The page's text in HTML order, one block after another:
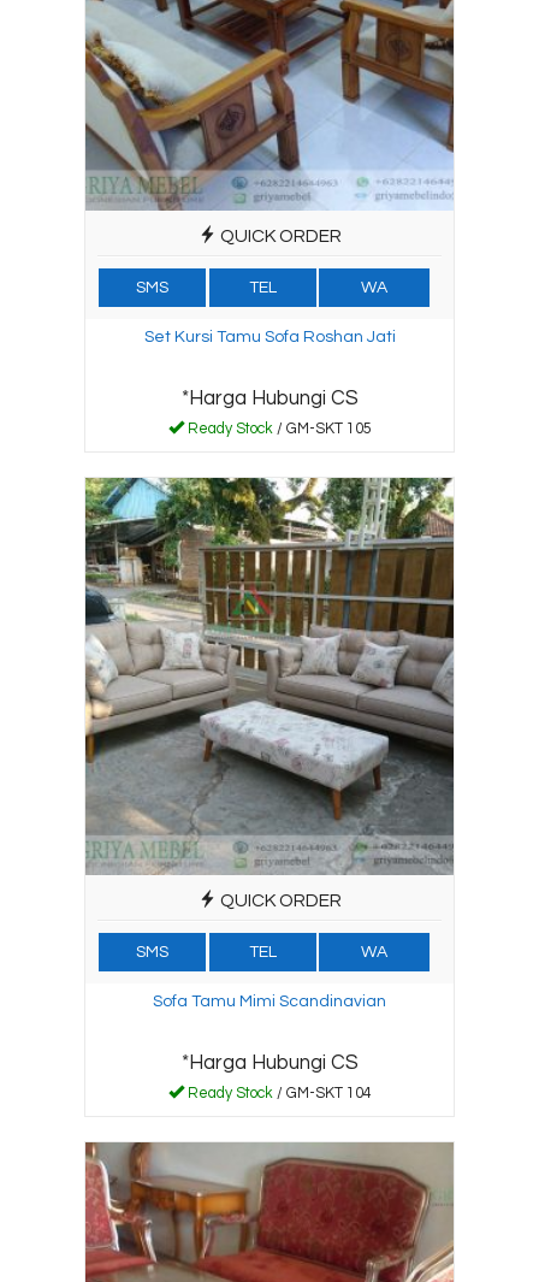
QUICK ORDER
SMS TEL WA
Set Kursi Tamu Sofa Roshan Jati
*Harga Hubungi CS
Ready Stock/ GM-SKT 105
QUICK ORDER
SMS TEL WA
Sofa Tamu Mimi Scandinavian
*Harga Hubungi CS
Ready Stock/ GM-SKT 104